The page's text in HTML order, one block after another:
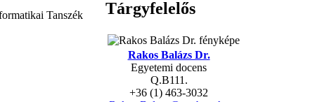
Tárgyfelelős
Rakos Balázs Dr.
Egyetemi docens
Q.B111.
+36 (1) 463-3032
Tanszék